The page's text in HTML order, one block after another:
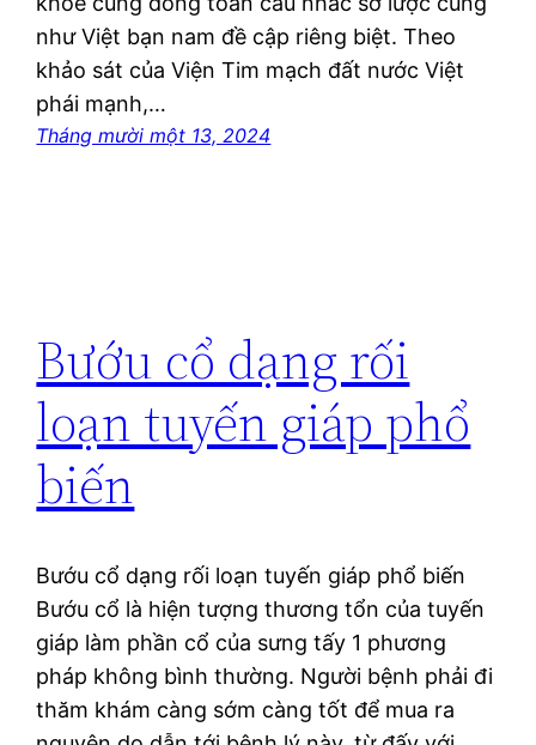
như Việt bạn nam đề cập riêng biệt. Theo
khảo sát của Viện Tim mạch đất nước Việt
phái mạnh,…
Tháng mười một 13, 2024
Bướu cổ dạng rối
loạn tuyến giáp phổ
biến
Bướu cổ dạng rối loạn tuyến giáp phổ biến
Bướu cổ là hiện tượng thương tổn của tuyến
giáp làm phần cổ của sưng tấy 1 phương
pháp không bình thường. Người bệnh phải đi
thăm khám càng sớm càng tốt để mua ra